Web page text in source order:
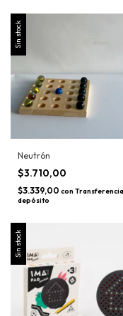
Sin stock
Neutrón
$3.710,00
$3.339,00 con
depósito
Sin stock